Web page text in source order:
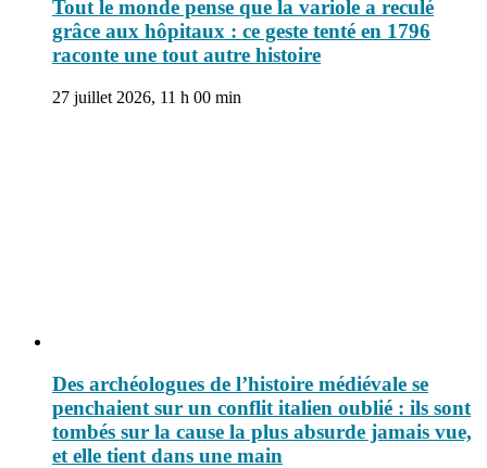
Tout le monde pense que la variole a reculé
grâce aux hôpitaux : ce geste tenté en 1796
raconte une tout autre histoire
27 juillet 2026, 11 h 00 min
Des archéologues de l’histoire médiévale se
penchaient sur un conflit italien oublié : ils sont
tombés sur la cause la plus absurde jamais vue,
et elle tient dans une main